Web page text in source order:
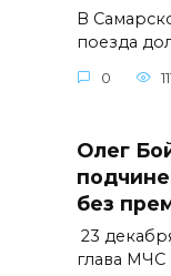
В
поезда
0
Олег
без
23
глава